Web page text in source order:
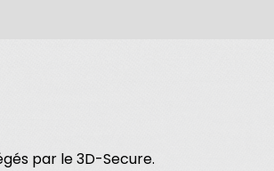
par le 3D-Secure.